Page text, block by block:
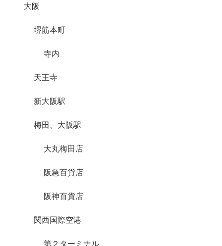
大阪
堺筋本町
寺内
天王寺
新大阪駅
梅田、大阪駅
大丸梅田店
阪急百貨店
阪神百貨店
関西国際空港
第２ターミナル